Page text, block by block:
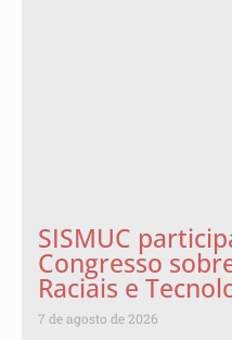
SISMUC
Congresso
Raciais e
7 de agosto de 2026